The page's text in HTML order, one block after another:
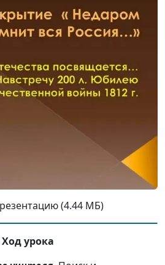
(4.44 МБ)
Ход урока